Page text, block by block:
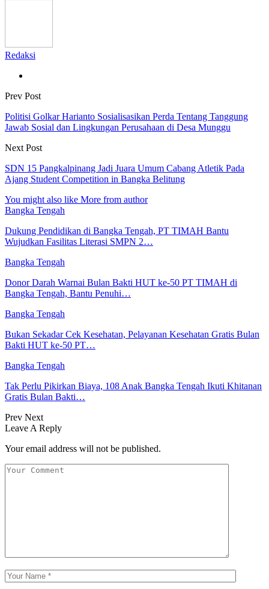
Redaksi
Prev Post
Politisi Golkar Harianto Sosialisasikan Perda Tentang Tanggung
Jawab Sosial dan Lingkungan Perusahaan di Desa Munggu
Next Post
SDN 15 Pangkalpinang Jadi Juara Umum Cabang Atletik Pada
Ajang Student Competition in Bangka Belitung
You might also like More from author
Bangka Tengah
Dukung Pendidikan di Bangka Tengah, PT TIMAH Bantu
Wujudkan Fasilitas Literasi SMPN 2…
Bangka Tengah
Donor Darah Warnai Bulan Bakti HUT ke-50 PT TIMAH di
Bangka Tengah, Bantu Penuhi…
Bangka Tengah
Bukan Sekadar Cek Kesehatan, Pelayanan Kesehatan Gratis Bulan
Bakti HUT ke-50 PT…
Bangka Tengah
Tak Perlu Pikirkan Biaya, 108 Anak Bangka Tengah Ikuti Khitanan
Gratis Bulan Bakti…
Prev Next
Leave A Reply
Your email address will not be published.